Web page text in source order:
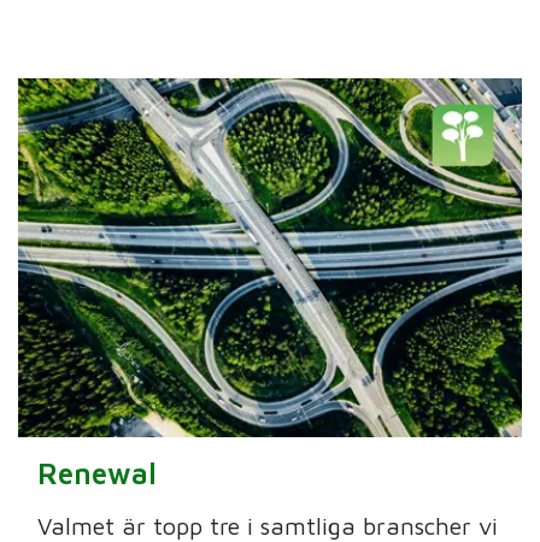
Renewal
Valmet är topp tre i samtliga branscher vi